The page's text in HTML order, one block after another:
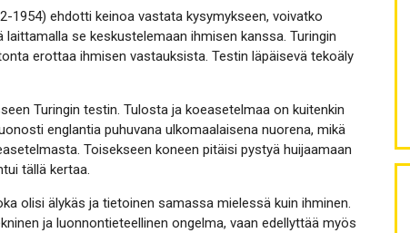
1954) ehdotti keinoa vastata kysymykseen, voivatko
se keskustelemaan ihmisen kanssa. Turingin
erottaa ihmisen vastauksista. Testin läpäisevä tekoäly
Turingin testin. Tulosta ja koeasetelmaa on kuitenkin
englantia puhuvana ulkomaalaisena nuorena, mikä
Toisekseen koneen pitäisi pystyä huijaamaan
tällä kertaa.
olisi älykäs ja tietoinen samassa mielessä kuin ihminen.
ja luonnontieteellinen ongelma, vaan edellyttää myös